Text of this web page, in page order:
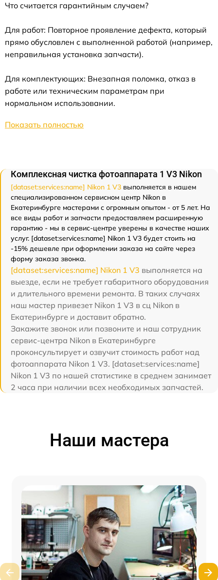
Что считается гарантийным случаем?
Для работ: Повторное проявление дефекта, который
прямо обусловлен с выполненной работой (например,
неправильная установка запчасти).
Для комплектующих: Внезапная поломка, отказ в
работе или техническим параметрам при
нормальном использовании.
Показать полностью
Комплексная чистка фотоаппарата 1 V3 Nikon
[dataset:services:name] Nikon 1 V3 выполняется в нашем
специализированном сервисном центр Nikon в
Екатеринбурге мастерами с огромным опытом - от 5 лет. На
все виды работ и запчасти предоставляем расширенную
гарантию - мы в сервис-центре уверены в качестве наших
услуг. [dataset:services:name] Nikon 1 V3 будет стоить на
-15% дешевле при оформлении заказа на сайте через
форму заказа звонка.
[dataset:services:name] Nikon 1 V3 выполняется на
выезде, если не требует габаритного оборудования
и длительного времени ремонта. В таких случаях
наш мастер привезет Nikon 1 V3 в сц Nikon в
Екатеринбурге и доставит обратно.
Закажите звонок или позвоните и наш сотрудник
сервис-центра Nikon в Екатеринбурге
проконсультирует и озвучит стоимость работ над
фотоаппарата Nikon 1 V3. [dataset:services:name]
Nikon 1 V3 по нашей статистике в среднем занимает
2 часа при наличии всех необходимых запчастей.
Наши мастера